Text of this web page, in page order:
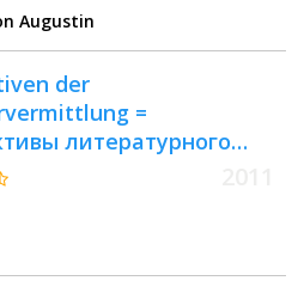
Augustin
der
=
литературного